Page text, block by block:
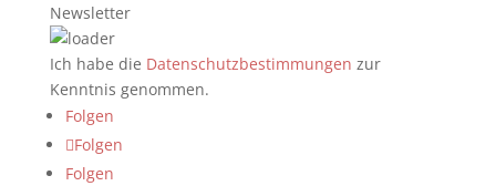
Newsletter
Ich habe die Datenschutzbestimmungen zur
Kenntnis genommen.
Folgen
Folgen
Folgen